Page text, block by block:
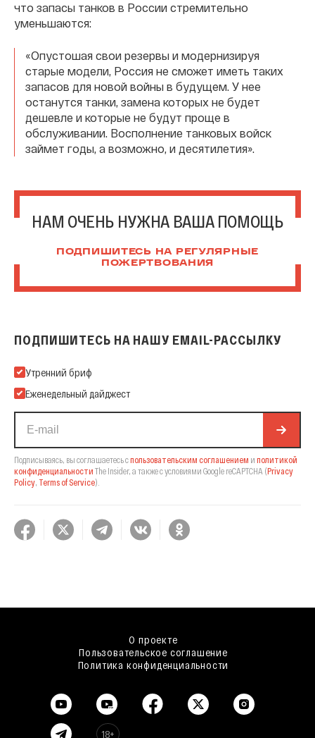
что запасы танков в России стремительно
уменьшаются:
«Опустошая свои резервы и модернизируя
старые модели, Россия не сможет иметь таких
запасов для новой войны в будущем. У нее
останутся танки, замена которых не будет
дешевле и которые не будут проще в
обслуживании. Восполнение танковых войск
займет годы, а возможно, и десятилетия».
НАМ ОЧЕНЬ НУЖНА ВАША ПОМОЩЬ
ПОДПИШИТЕСЬ НА РЕГУЛЯРНЫЕ
ПОЖЕРТВОВАНИЯ
ПОДПИШИТЕСЬ НА НАШУ EMAIL-РАССЫЛКУ
Подпишитесь на нашу Email-рассылку
Утренний бриф
Еженедельный дайджест
Подписываясь, вы соглашаетесь спользовательским соглашением и политикой
конфиденциальности The Insider, а также с условиями Google reCAPTCHA (Privacy
Policy, Terms of Service).
О проекте
Пользовательское соглашение
Политика конфиденциальности
18+